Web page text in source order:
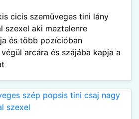
cicis szemüveges tini lány
szexel aki meztelenre
és több pozícióban
arcára és szájába kapja a